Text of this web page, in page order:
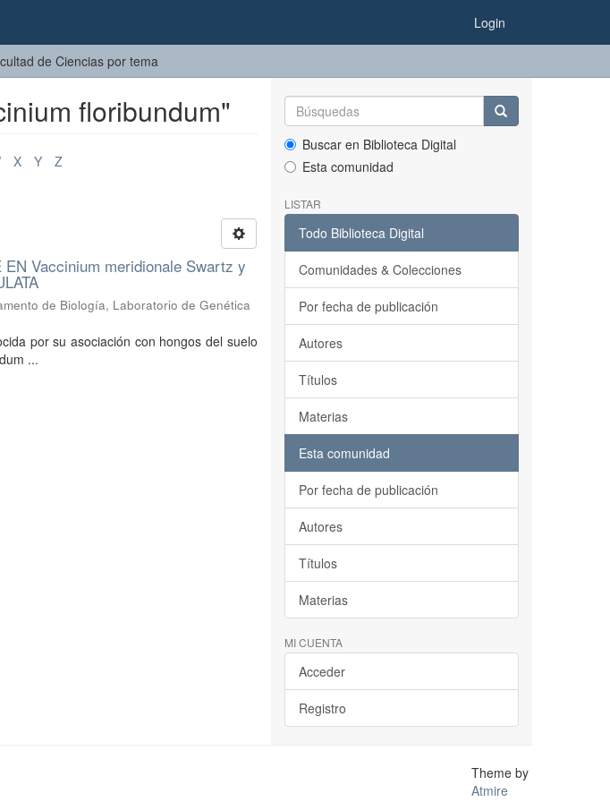
Login
de Ciencias por tema
floribundum"
X Y
Z
Vaccinium meridionale Swartz y
de Biología, Laboratorio de Genética
por su asociación con hongos del suelo
...
Buscar en Biblioteca Digital
Esta comunidad
LISTAR
Todo Biblioteca Digital
Comunidades & Colecciones
Por fecha de publicación
Autores
Títulos
Materias
Esta comunidad
Por fecha de publicación
Autores
Títulos
Materias
MI CUENTA
Acceder
Registro
Theme by
Atmire